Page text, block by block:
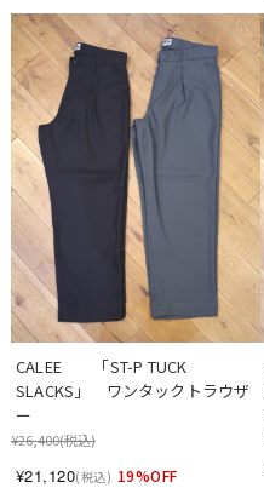
CALEE　　「ST-P TUCK
SLACKS」　ワンタックトラウザ
ー
¥26,400(税込)
¥21,120(税込) 19%OFF